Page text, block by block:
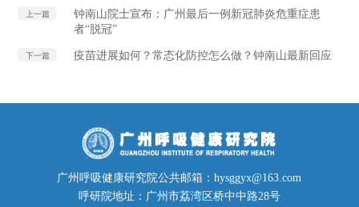
上一篇
钟南山院士宣布：广州最后一例新冠肺炎危重症患
者“脱冠”
下一篇 疫苗进展如何？常态化防控怎么做？钟南山最新回应
广州呼吸健康研究院公共邮箱：hysggyx@163.com
呼研院地址：广州市荔湾区桥中中路28号